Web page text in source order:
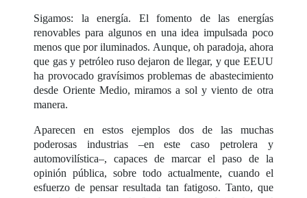
Sigamos: la energía. El fomento de las energías
renovables para algunos en una idea impulsada poco
menos que por iluminados. Aunque, oh paradoja, ahora
que gas y petróleo ruso dejaron de llegar, y que EEUU
ha provocado gravísimos problemas de abastecimiento
desde Oriente Medio, miramos a sol y viento de otra
manera.
Aparecen en estos ejemplos dos de las muchas
poderosas industrias –en este caso petrolera y
automovilística–, capaces de marcar el paso de la
opinión pública, sobre todo actualmente, cuando el
esfuerzo de pensar resultada tan fatigoso. Tanto, que